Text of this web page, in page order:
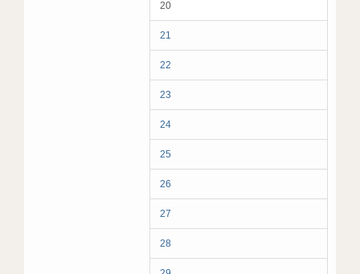
20
21
22
23
24
25
26
27
28